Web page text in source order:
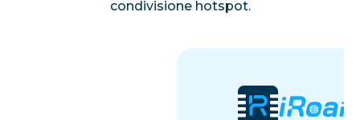
condivisione hotspot.